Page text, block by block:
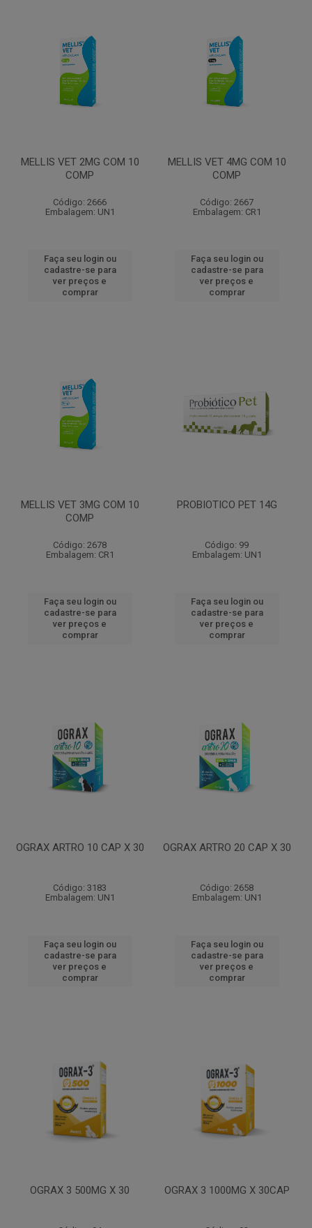
MELLIS VET 2MG COM 10
COMP
Código: 2666
Embalagem: UN1
Faça seu login ou
cadastre-se para
ver preços e
comprar
MELLIS VET 4MG COM 10
COMP
Código: 2667
Embalagem: CR1
Faça seu login ou
cadastre-se para
ver preços e
comprar
MELLIS VET 3MG COM 10
COMP
Código: 2678
Embalagem: CR1
Faça seu login ou
cadastre-se para
ver preços e
comprar
PROBIOTICO PET 14G
Código: 99
Embalagem: UN1
Faça seu login ou
cadastre-se para
ver preços e
comprar
OGRAX ARTRO 10 CAP X 30
Código: 3183
Embalagem: UN1
Faça seu login ou
cadastre-se para
ver preços e
comprar
OGRAX ARTRO 20 CAP X 30
Código: 2658
Embalagem: UN1
Faça seu login ou
cadastre-se para
ver preços e
comprar
OGRAX 3 500MG X 30 OGRAX 3 1000MG X 30CAP